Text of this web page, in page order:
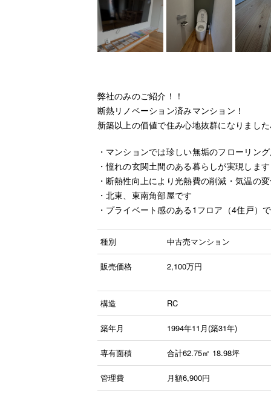
弊社のみのご紹介！！
断熱リノベーション済みマンション！
新築以上の価値で住み心地抜群になりまし
・マンションでは珍しい無垢のフローリン
・憧れの玄関土間のある暮らしが実現します
・断熱性向上により光熱費の削減・気温の
・北東、東南角部屋です
・プライベート感のある1フロア（4住戸）
種別 中古売マンション
販売価格 2,100万円
構造 RC
築年月 1994年11月(築31年)
専有面積 合計62.75㎡ 18.98坪
管理費 月額6,900円